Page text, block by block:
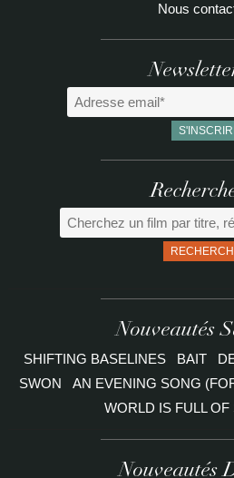
Nous
Nouveautés
SHIFTING BASELINES BAIT
SWON
AN EVENING SONG
WORLD IS FULL
Nouveautés